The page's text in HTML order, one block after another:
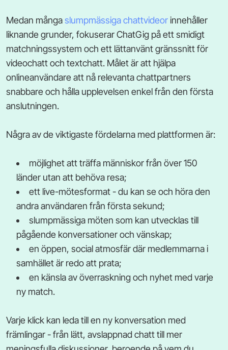
Medan många slumpmässiga chattvideorinnehåller
liknande grunder, fokuserar ChatGig på ett smidigt
matchningssystem och ett lättanvänt gränssnitt för
videochatt och textchatt. Målet är att hjälpa
onlineanvändare att nå relevanta chattpartners
snabbare och hålla upplevelsen enkel från den första
anslutningen.
Några av de viktigaste fördelarna med plattformen är:
möjlighet att träffa människor från över 150
länder utan att behöva resa;
ett live-mötesformat - du kan se och höra den
andra användaren från första sekund;
slumpmässiga möten som kan utvecklas till
pågående konversationer och vänskap;
en öppen, social atmosfär där medlemmarna i
samhället är redo att prata;
en känsla av överraskning och nyhet med varje
ny match.
Varje klick kan leda till en ny konversation med
främlingar - från lätt, avslappnad chatt till mer